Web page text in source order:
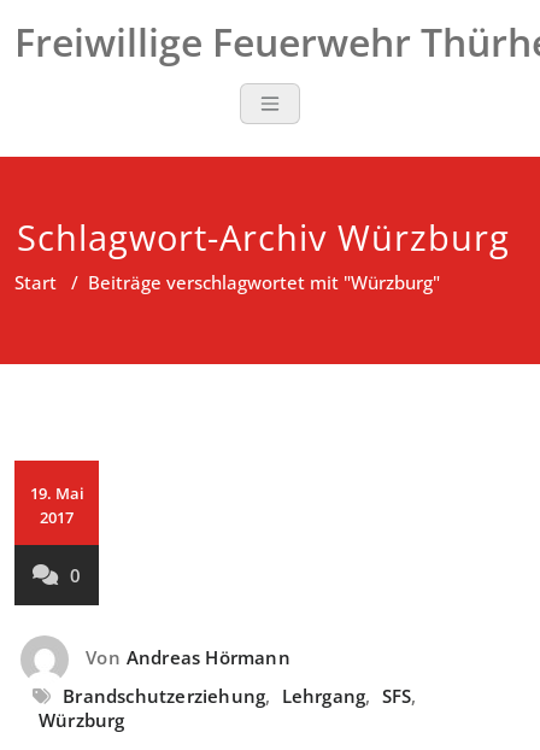
Inhalt
Freiwillige Feuerwehr
Schlagwort-Archiv Würzburg
Start / Beiträge verschlagwortet mit "Würzburg"
19. Mai
2017
0
Von Andreas Hörmann
Brandschutzerziehung, Lehrgang, SFS,
Würzburg